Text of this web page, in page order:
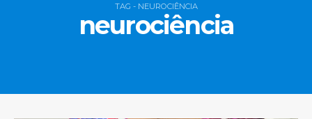
TAG - NEUROCIÊNCIA
neurociência